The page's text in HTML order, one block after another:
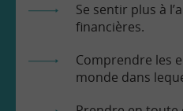
Se sentir plus à
financières.
Comprendre les
monde dans